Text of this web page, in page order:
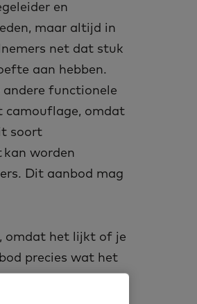
en
maar altijd in
net dat stuk
aan hebben.
andere functionele
camouflage, omdat
soort
kan worden
Dit aanbod mag
omdat het lijkt of je
precies wat het
of je spullen op